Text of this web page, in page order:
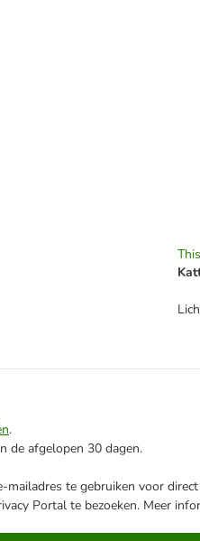
.
de afgelopen 30 dagen.
te gebruiken voor
Portal te bezoeken. Meer